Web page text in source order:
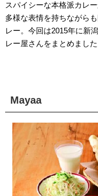
スパイシーな本格派カレ
多様な表情を持ちながら
レー。今回は2015年に新
レー屋さんをまとめました
Mayaa